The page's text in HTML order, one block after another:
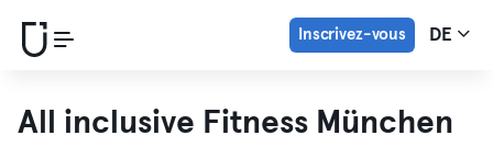
Inscrivez-vous DE
All inclusive Fitness München